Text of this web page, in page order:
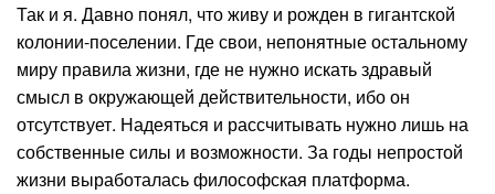
Так и я. Давно понял, что живу и рожден в гигантской
колонии-поселении. Где свои, непонятные остальному
миру правила жизни, где не нужно искать здравый
смысл в окружающей действительности, ибо он
отсутствует. Надеяться и рассчитывать нужно лишь на
собственные силы и возможности. За годы непростой
жизни выработалась философская платформа.